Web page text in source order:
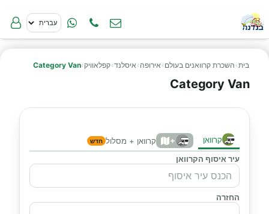
בית› השכרת קרוואנים בעולם › אירופה › איסלנד›קפלאוויק›
Category Van
Category Van
קרוואן + קרוואן + מסלול חדש
עיר איסוף הקרוואן
החזרה